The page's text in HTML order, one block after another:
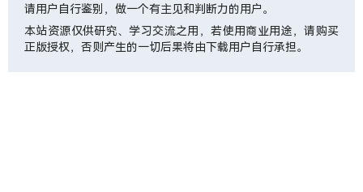
请用户自行鉴别，做一个有主见和判断力的用户。
本站资源仅供研究、学习交流之用，若使用商业用途，请购买
正版授权，否则产生的一切后果将由下载用户自行承担。